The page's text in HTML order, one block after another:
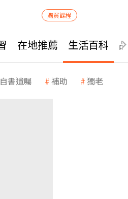
購買課程
在地推薦 生活百科
自書遺囑 補助 獨老